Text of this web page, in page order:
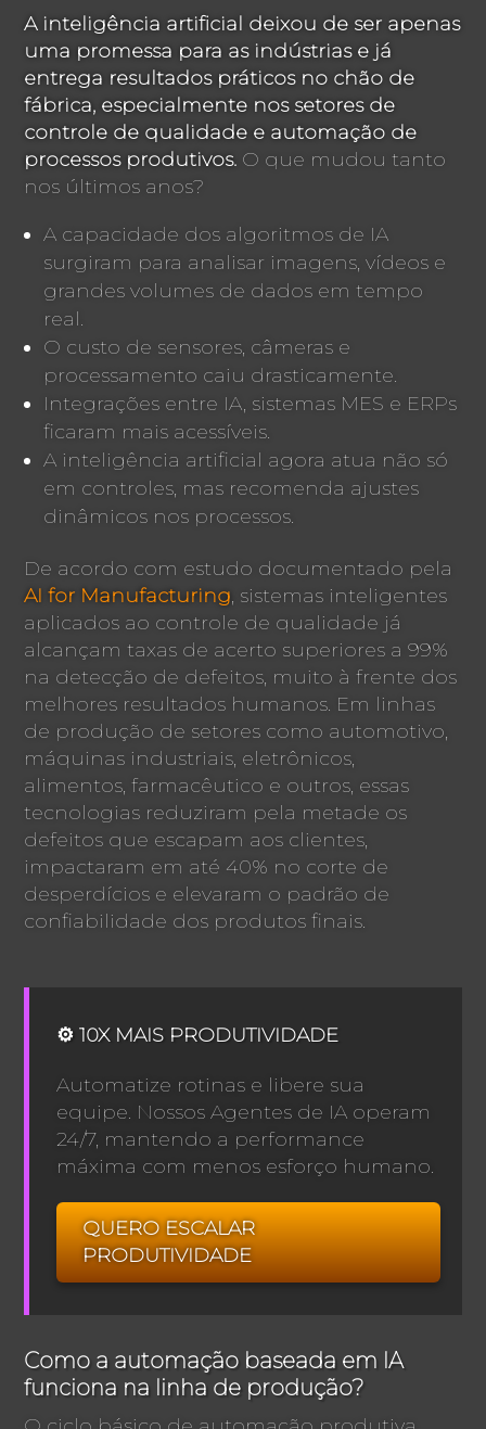
A inteligência artificial deixou de ser apenas
uma promessa para as indústrias e já
entrega resultados práticos no chão de
fábrica, especialmente nos setores de
controle de qualidade e automação de
processos produtivos. O que mudou tanto
nos últimos anos?
A capacidade dos algoritmos de IA
surgiram para analisar imagens, vídeos e
grandes volumes de dados em tempo
real.
O custo de sensores, câmeras e
processamento caiu drasticamente.
Integrações entre IA, sistemas MES e ERPs
ficaram mais acessíveis.
A inteligência artificial agora atua não só
em controles, mas recomenda ajustes
dinâmicos nos processos.
De acordo com estudo documentado pela
AI for Manufacturing, sistemas inteligentes
aplicados ao controle de qualidade já
alcançam taxas de acerto superiores a 99%
na detecção de defeitos, muito à frente dos
melhores resultados humanos. Em linhas
de produção de setores como automotivo,
máquinas industriais, eletrônicos,
alimentos, farmacêutico e outros, essas
tecnologias reduziram pela metade os
defeitos que escapam aos clientes,
impactaram em até 40% no corte de
desperdícios e elevaram o padrão de
confiabilidade dos produtos finais.
⚙️ 10X MAIS PRODUTIVIDADE
Automatize rotinas e libere sua
equipe. Nossos Agentes de IA operam
24/7, mantendo a performance
máxima com menos esforço humano.
QUERO ESCALAR
PRODUTIVIDADE
Como a automação baseada em IA
funciona na linha de produção?